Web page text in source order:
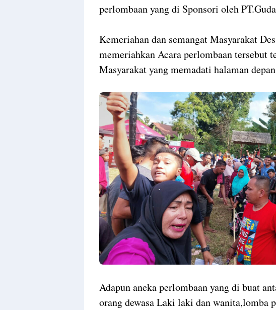
perlombaan yang di Sponsori oleh
Kemeriahan dan semangat Masyarakat
memeriahkan Acara perlombaan tersebut
Masyarakat yang memadati halaman
Adapun aneka perlombaan yang di buat
orang dewasa Laki laki dan wanita,lomba